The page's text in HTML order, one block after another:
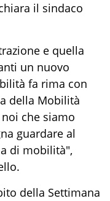
il sindaco
e quella
un nuovo
fa rima con
della Mobilità
che siamo
guardare al
di mobilità",
della Settimana